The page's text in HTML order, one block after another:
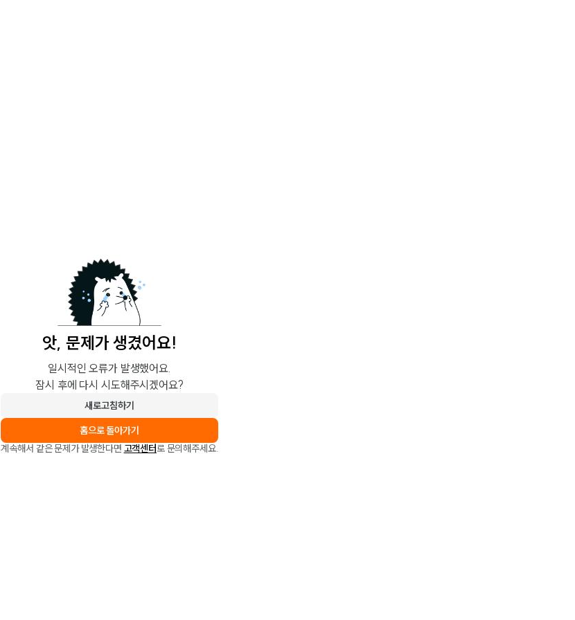
앗, 문제가 생겼어요!
일시적인 오류가 발생했어요.
잠시 후에 다시 시도해주시겠어요?
새로고침하기
홈으로 돌아가기
계속해서 같은 문제가 발생한다면 고객센터로 문의해주세요.